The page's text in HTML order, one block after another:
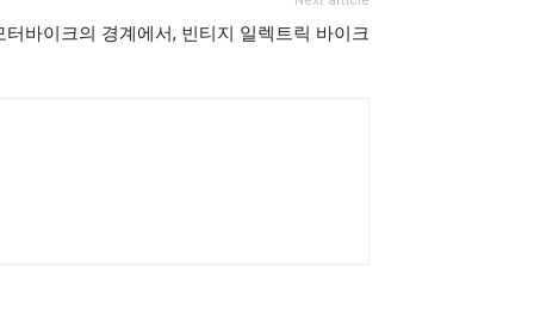
터바이크의 경계에서, 빈티지 일렉트릭 바이크